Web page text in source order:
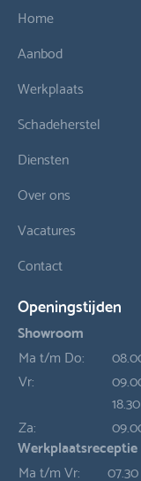
Home
Aanbod
Werkplaats
Schadeherstel
Diensten
Over ons
Vacatures
Contact
Openingstijden
Showroom
Ma t/m Do:
Vr:
Za:
Werkplaatsreceptie
Ma t/m Vr: